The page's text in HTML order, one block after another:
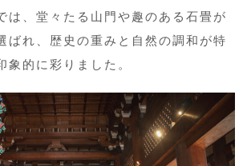
は、堂々たる山門や趣のある石畳が
ばれ、歴史の重みと自然の調和が特
象的に彩りました。